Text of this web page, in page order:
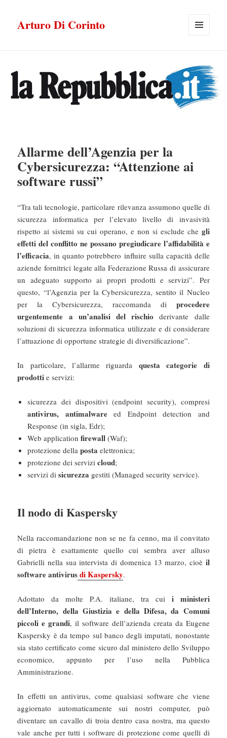
Arturo Di Corinto
Allarme dell’Agenzia per la
Cybersicurezza: “Attenzione ai
software russi”
“Tra tali tecnologie, particolare rilevanza assumono quelle di
sicurezza informatica per l’elevato livello di invasività
rispetto ai sistemi su cui operano, e non si esclude che gli
effetti del conflitto ne possano pregiudicare l’affidabilità e
l’efficacia, in quanto potrebbero influire sulla capacità delle
aziende fornitrici legate alla Federazione Russa di assicurare
un adeguato supporto ai propri prodotti e servizi”. Per
questo, “l’Agenzia per la Cybersicurezza, sentito il Nucleo
per la Cybersicurezza, raccomanda di procedere
urgentemente a un’analisi del rischioderivante dalle
soluzioni di sicurezza informatica utilizzate e di considerare
l’attuazione di opportune strategie di diversificazione”.
In particolare, l’allarme riguarda questa categorie di
prodottie servizi:
sicurezza dei dispositivi (endpoint security), compresi
antivirus, antimalwareed Endpoint detection and
Response (in sigla, Edr);
Web applicationfirewall(Waf);
protezione dellapostaelettronica;
protezione dei servizicloud;
servizi disicurezza gestiti (Managed security service).
Il nodo di Kaspersky
Nella raccomandazione non se ne fa cenno, ma il convitato
di pietra è esattamente quello cui sembra aver alluso
Gabrielli nella sua intervista di domenica 13 marzo, cioè il
software antivirusdi Kaspersky.
Adottato da molte P.A. italiane, tra cui i ministeri
dell’Interno, della Giustizia e della Difesa, da Comuni
piccoli e grandi, il software dell’azienda creata da Eugene
Kaspersky è da tempo sul banco degli imputati, nonostante
sia stato certificato come sicuro dal ministero dello Sviluppo
economico, appunto per l’uso nella Pubblica
Amministrazione.
In effetti un antivirus, come qualsiasi software che viene
aggiornato automaticamente sui nostri computer, può
diventare un cavallo di troia dentro casa nostra, ma questo
vale anche per tutti i software di protezione come quelli di